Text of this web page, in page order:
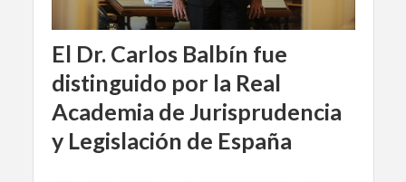
El Dr. Carlos Balbín fue
distinguido por la Real
Academia de Jurisprudencia
y Legislación de España